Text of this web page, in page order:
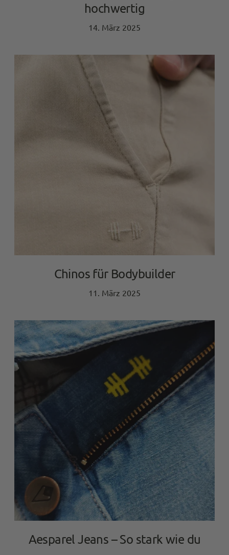
hochwertig
14. März 2025
Chinos für Bodybuilder
11. März 2025
Aesparel Jeans – So stark wie du